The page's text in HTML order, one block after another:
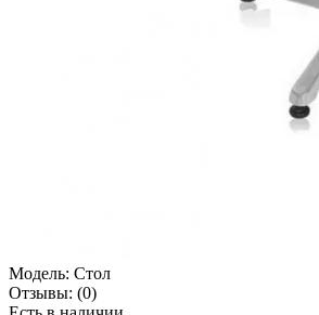
Модель: Стол
Отзывы: (0)